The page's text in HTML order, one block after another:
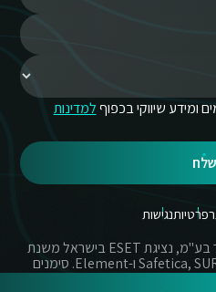
ומידע שיווקי בכפוףלמדינות
שלח
פרטיותנגישות
© כל הזכויות שמורות לקומסקיור בע"מ, נציגת ESET בישראל משנת
2004 והמפיצה הרשמית של Safetica, SURF ו-Element. סימנים
סימנים מסחריים או מותגים